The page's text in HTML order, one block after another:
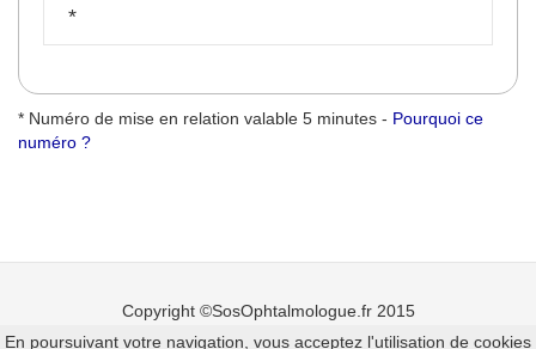
*
* Numéro de mise en relation valable 5 minutes - Pourquoi ce
numéro ?
Copyright ©SosOphtalmologue.fr 2015
En poursuivant votre navigation, vous acceptez l'utilisation de cookies